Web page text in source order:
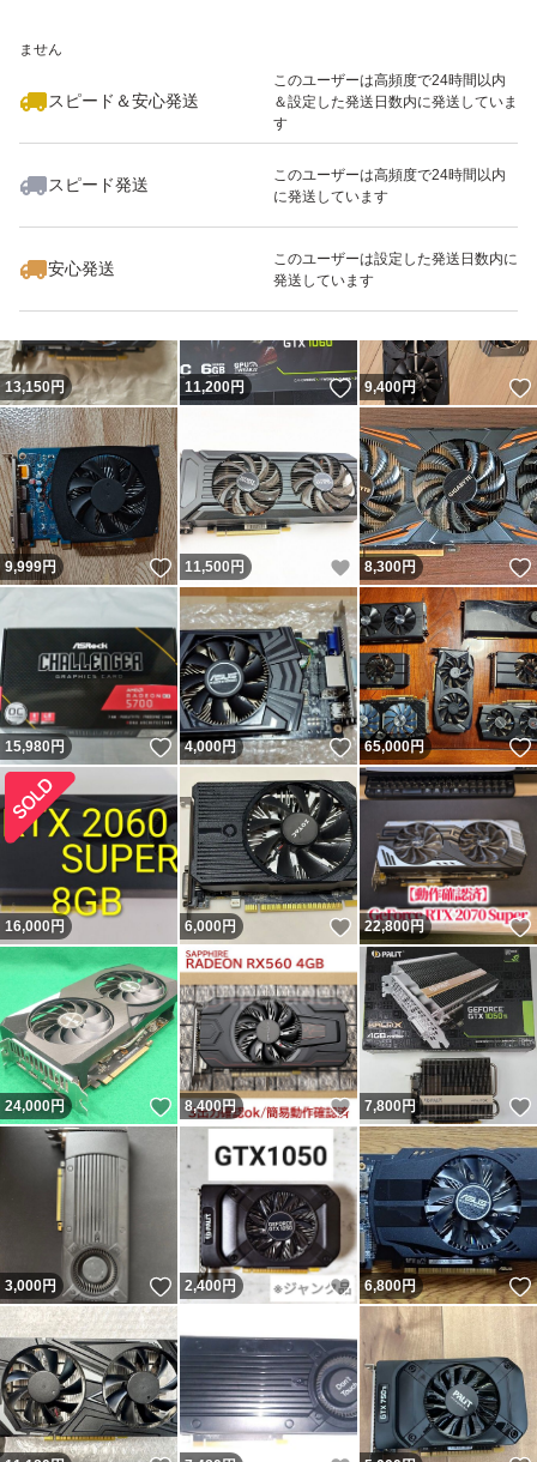
ません
スピード＆安心発送
このユーザーは高頻度で24時間以内
＆設定した発送日数内に発送していま
す
スピード発送
このユーザーは高頻度で24時間以内
に発送しています
安心発送
このユーザーは設定した発送日数内に
発送しています
いいね！
7,500
13,150円 11,200円 いいね！
9,400円
9,999円 いいね！
11,500 円 いいね！
8,300円
15,980円 いいね！
4,000円 いいね！
65,000円
16,000円 6,000円 いいね！
22,800円
24,000円 いいね！
8,400円 いいね！
7,800円
3,000円 いいね！
2,400 円 いいね！
6,800円